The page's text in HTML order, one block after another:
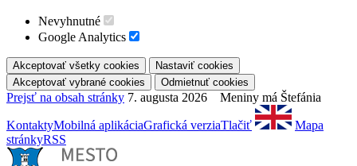
Nevyhnutné
Google Analytics
Prejsť na obsah stránky 7. augusta 2026 Meniny má Štefánia
KontaktyMobilná aplikáciaGrafická verziaTlačiť
Mapa
stránkyRSS